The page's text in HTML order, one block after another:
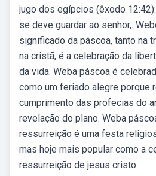
jugo dos egípcios (êxodo
se deve guardar ao senhor,.
significado da páscoa, tanto na
na cristã, é a celebração da
da vida. Weba páscoa é
como um feriado alegre porque
cumprimento das profecias do
revelação do plano. Weba
ressurreição é uma festa
mas hoje mais popular como a
ressurreição de jesus cristo.